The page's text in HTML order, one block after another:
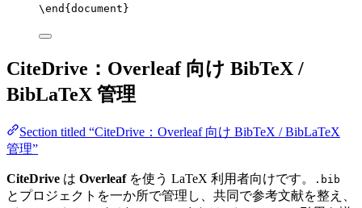
\end { document }
CiteDrive：Overleaf 向け BibTeX /
BibLaTeX 管理
Section titled “CiteDrive：Overleaf 向け BibTeX / BibLaTeX
管理”
CiteDrive は Overleafを使う LaTeX 利用者向けです。 .bib
とプロジェクトを一か所で管理し、共同で参考文献を整え、